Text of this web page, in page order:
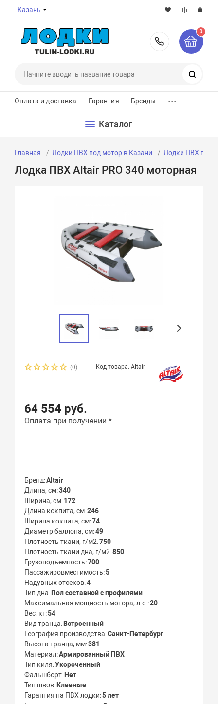
Казань
8-800-
0
Оплата и доставка Гарантия Бренды ...
Каталог
Главная Лодки ПВХ под мотор в Казани Лодки ПВХ под
Лодка ПВХ Altair PRO 340 моторная
(0) Код товара: Altair
64 554 руб.
Оплата при получении *
Бренд Altair
Длина, см 340
Ширина, см 172
Длина кокпита, см 246
Ширина кокпита, см 74
Диаметр баллона, см 49
Плотность ткани, г/м2 750
Плотность ткани дна, г/м2 850
Грузоподъемность 700
Пассажировместимость 5
Надувных отсеков 4
Тип дна Пол составной с профилями
Максимальная мощность мотора, л.с. 20
Вес, кг 54
Вид транца Встроенный
География производства Санкт-Петербург
Высота транца, мм 381
Материал Армированный ПВХ
Тип киля Укороченный
Фальшборт Нет
Тип швов Клееные
Гарантия на ПВХ лодки 5 лет